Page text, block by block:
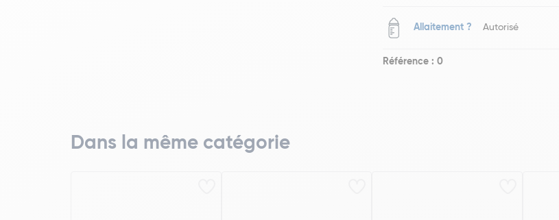
Allaitement ? Autorisé
Référence : 0
Dans la même catégorie